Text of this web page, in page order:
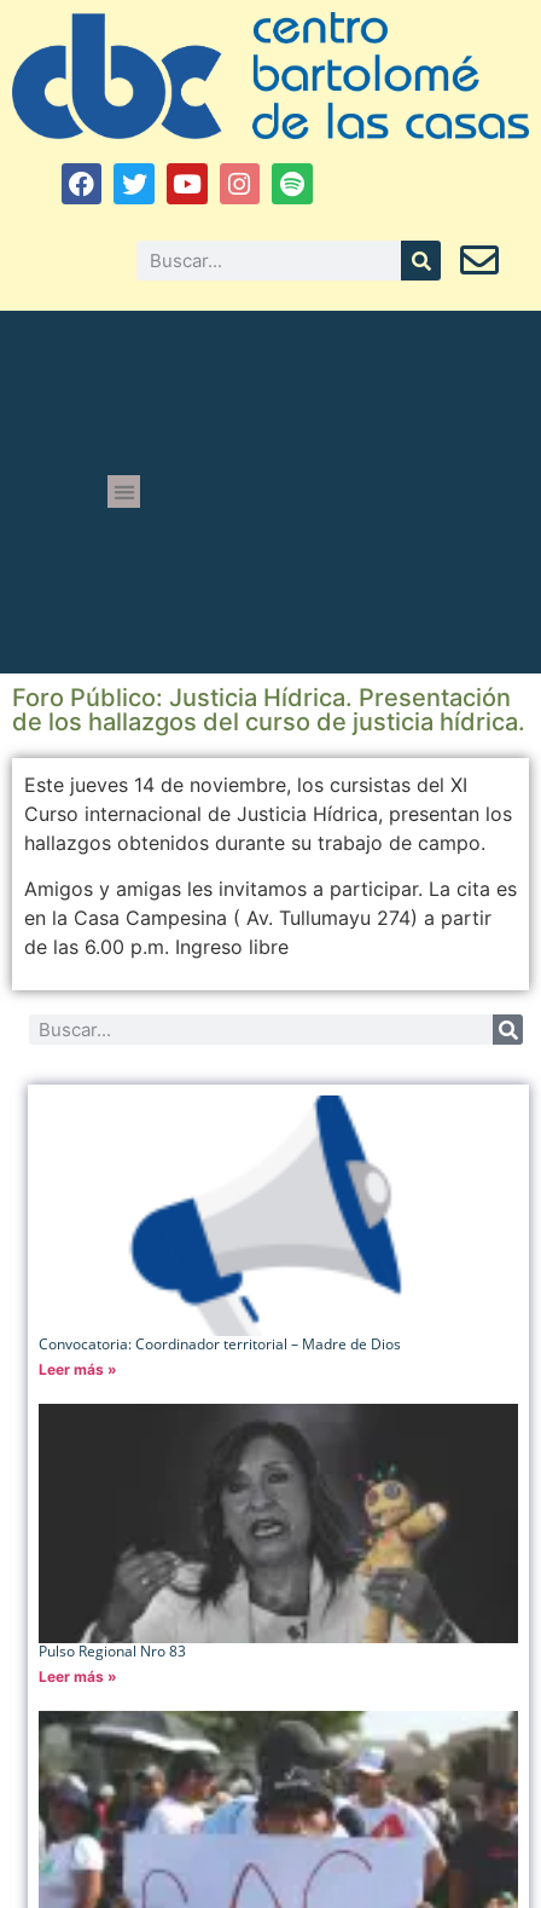
Foro Público: Justicia Hídrica. Presentación
de los hallazgos del curso de justicia hídrica.
Este jueves 14 de noviembre, los cursistas del XI
Curso internacional de Justicia Hídrica, presentan los
hallazgos obtenidos durante su trabajo de campo.
Amigos y amigas les invitamos a participar. La cita es
en la Casa Campesina ( Av. Tullumayu 274) a partir
de las 6.00 p.m. Ingreso libre
Convocatoria: Coordinador territorial – Madre de Dios
Leer más »
Pulso Regional Nro 83
Leer más »